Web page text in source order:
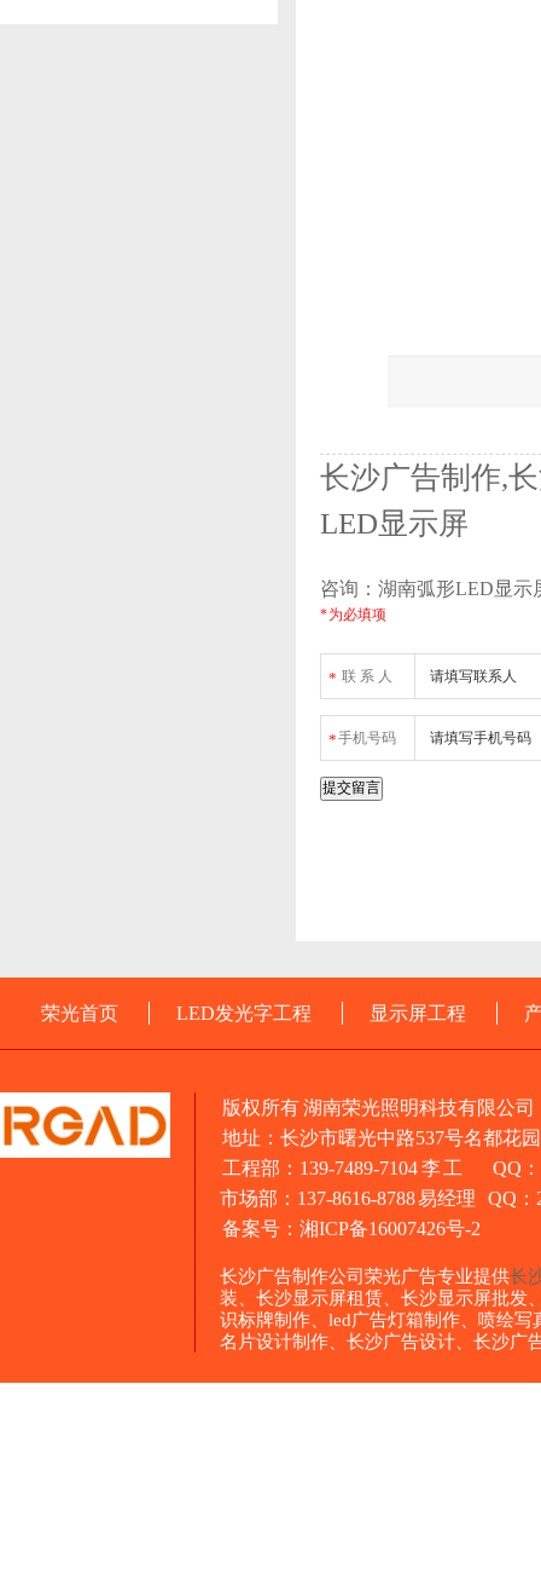
长沙广告制作,
LED显示屏
咨询：湖南弧形LED显示
* 为必填项
* 联 系 人
*手机号码
荣光首页 LED发光字工程 显示屏工程
版权所有 湖南荣光照明科技有限公
地址：长沙市曙光中路537号名都花
工程部：139-7489-7104 李 工 QQ：
市场部：137-8616-8788 易经理 QQ：
备案号：湘ICP备16007426号-2
长沙广告制作公司荣光广告专业提供长
装、长沙显示屏租赁、长沙显示屏批发
识标牌制作、led广告灯箱制作、喷绘
名片设计制作、长沙广告设计、长沙广